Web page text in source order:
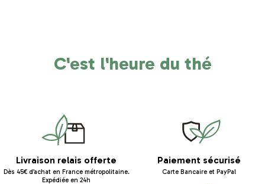
C'est l'heure du thé
Livraison relais offerte
Dès 45€ d’achat en France métropolitaine.
Expédiée en 24h
Paiement sécurisé
Carte Bancaire et PayPal